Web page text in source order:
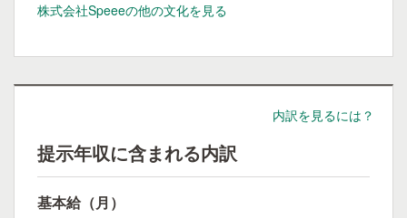
株式会社Speeeの他の文化を見る
内訳を見るには？
提示年収に含まれる内訳
基本給（月）